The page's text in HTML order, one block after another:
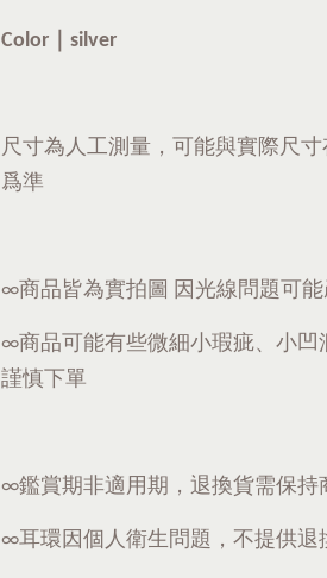
Color｜silver
尺寸為人工測量，可能與實際尺
爲準
∞商品皆為實拍圖 因光線問題可能
∞商品可能有些微細小瑕疵、小凹
謹慎下單
∞鑑賞期非適用期，退換貨需保持
∞耳環因個人衛生問題，不提供退